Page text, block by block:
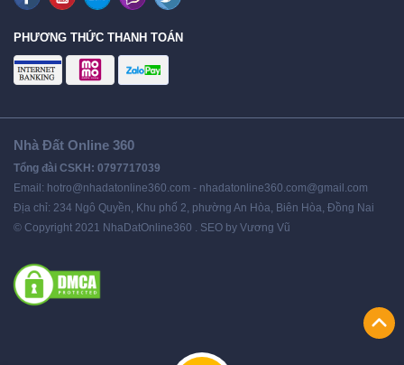
PHƯƠNG THỨC THANH TOÁN
Nhà Đất Online 360
Tổng đài CSKH: 0797717039
Email: hotro@nhadatonline360.com - nhadatonline360.com@gmail.com
Địa chỉ: 234 Ngô Quyền, Khu phố 2, phường An Hòa, Biên Hòa, Đồng Nai
© Copyright 2021 NhaDatOnline360 . SEO by Vương Vũ